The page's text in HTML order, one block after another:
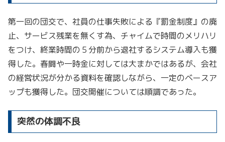
第一回の団交で、社員の仕事失敗による『罰金制度』の廃
止、サービス残業を無くす為、チャイムで時間のメリハリ
をつけ、終業時間の５分前から退社するシステム導入も獲
得した。春闘や一時金に対しては大まかではあるが、会社
の経営状況が分かる資料を確認しながら、一定のベースア
ップも獲得した。団交開催については順調であった。
突然の体調不良